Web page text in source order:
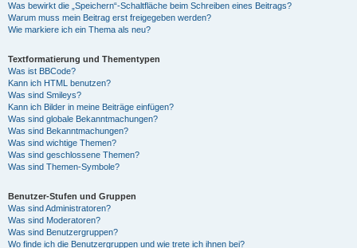
Was bewirkt die „Speichern“-Schaltfläche beim Schreiben eines Beitrags?
Warum muss mein Beitrag erst freigegeben werden?
Wie markiere ich ein Thema als neu?
Textformatierung und Thementypen
Was ist BBCode?
Kann ich HTML benutzen?
Was sind Smileys?
Kann ich Bilder in meine Beiträge einfügen?
Was sind globale Bekanntmachungen?
Was sind Bekanntmachungen?
Was sind wichtige Themen?
Was sind geschlossene Themen?
Was sind Themen-Symbole?
Benutzer-Stufen und Gruppen
Was sind Administratoren?
Was sind Moderatoren?
Was sind Benutzergruppen?
Wo finde ich die Benutzergruppen und wie trete ich ihnen bei?